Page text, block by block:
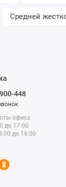
Средней
448
офиса
до 17:00
до 16:00